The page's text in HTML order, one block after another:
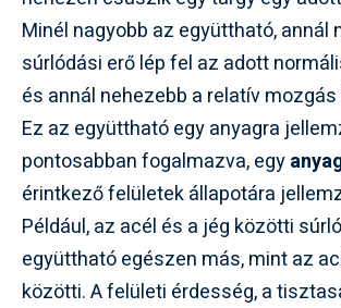
Minél nagyobb az együttható, annál
súrlódási erő lép fel az adott
és annál nehezebb a relatív
Ez az együttható egy anyagra
pontosabban fogalmazva, egy
érintkező felületek állapotára
Például, az acél és a jég közötti
együttható egészen más, mint az
közötti. A felületi érdesség, a